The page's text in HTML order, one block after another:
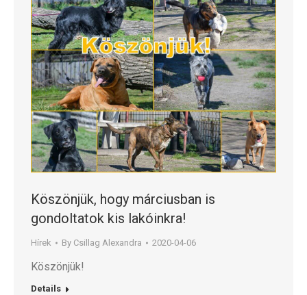
Köszönjük, hogy márciusban is
gondoltatok kis lakóinkra!
Hírek By Csillag Alexandra 2020-04-06
Köszönjük!
Details